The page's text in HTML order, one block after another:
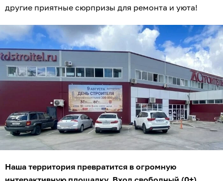
другие приятные сюрпризы для ремонта и уюта!
Наша территория превратится в огромную